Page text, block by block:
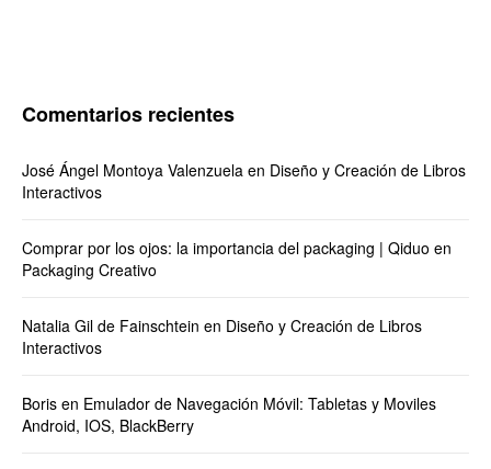
Comentarios recientes
José Ángel Montoya Valenzuela en Diseño y Creación de Libros
Interactivos
Comprar por los ojos: la importancia del packaging | Qiduo en
Packaging Creativo
Natalia Gil de Fainschtein en Diseño y Creación de Libros
Interactivos
Boris en Emulador de Navegación Móvil: Tabletas y Moviles
Android, IOS, BlackBerry